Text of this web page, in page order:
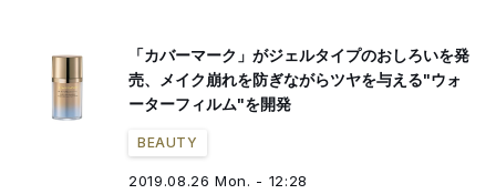
「カバーマーク」がジェルタイプのおしろいを発
売、メイク崩れを防ぎながらツヤを与える"ウォ
ーターフィルム"を開発
BEAUTY
2019.08.26 Mon. - 12:28